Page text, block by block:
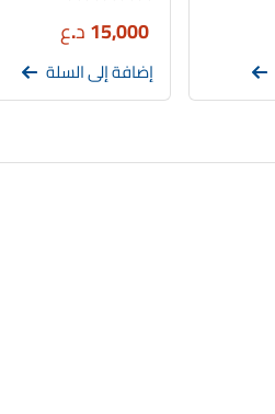
15,000د.ع
إضافة إلى السلة